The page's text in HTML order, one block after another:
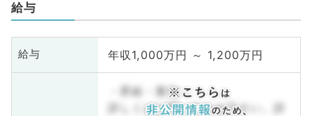
給与
給与 年収1,000万円 ～ 1,200万円
・昇給・賞与
詳しくはお問い合わせ下さい。詳